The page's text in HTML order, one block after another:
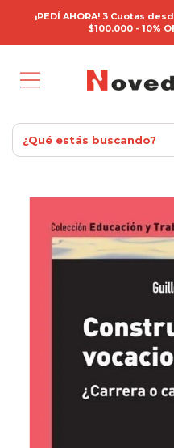
¡PEDÍ AHORA! 3 Cuotas
$100.000 - 10%